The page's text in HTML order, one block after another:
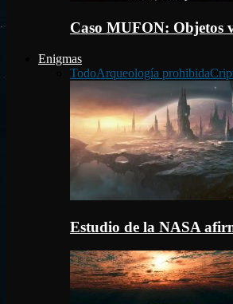
Caso MUFON: Objetos
Enigmas
TodoArqueología prohibida
Estudio de la NASA